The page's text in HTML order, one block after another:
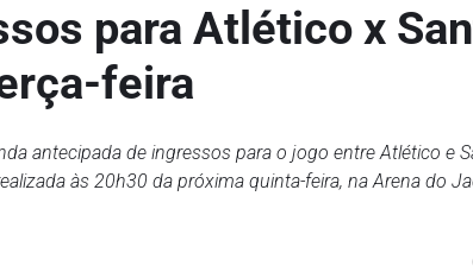
para Atlético x
feira
antecipada de ingressos para o jogo entre Atlético e
às 20h30 da próxima quinta-feira, na Arena do